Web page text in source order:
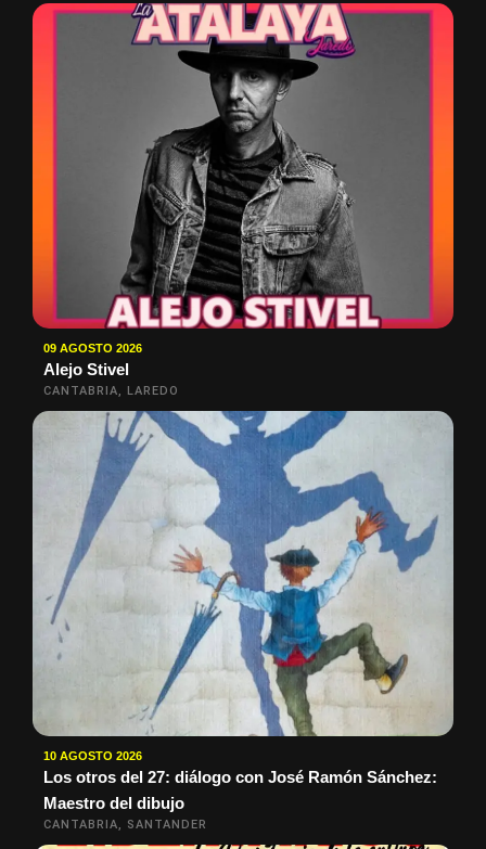
09 AGOSTO 2026
Alejo Stivel
CANTABRIA, LAREDO
10 AGOSTO 2026
Los otros del 27: diálogo con José Ramón Sánchez:
Maestro del dibujo
CANTABRIA, SANTANDER